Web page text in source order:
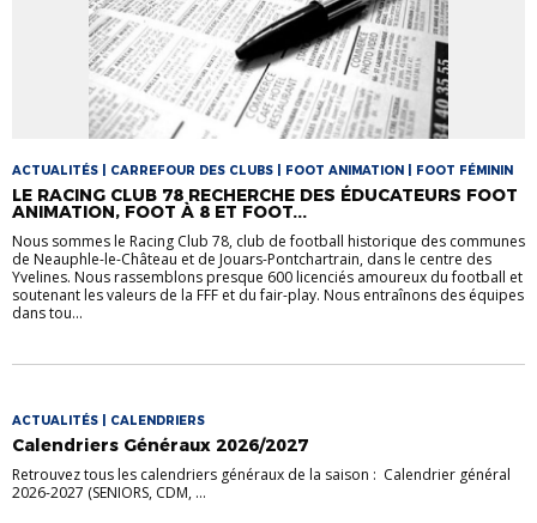
ACTUALITÉS | CARREFOUR DES CLUBS | FOOT ANIMATION | FOOT FÉMININ
LE RACING CLUB 78 RECHERCHE DES ÉDUCATEURS FOOT
ANIMATION, FOOT À 8 ET FOOT...
Nous sommes le Racing Club 78, club de football historique des communes
de Neauphle-le-Château et de Jouars-Pontchartrain, dans le centre des
Yvelines. Nous rassemblons presque 600 licenciés amoureux du football et
soutenant les valeurs de la FFF et du fair-play. Nous entraînons des équipes
dans tou...
ACTUALITÉS | CALENDRIERS
Calendriers Généraux 2026/2027
Retrouvez tous les calendriers généraux de la saison : Calendrier général
2026-2027 (SENIORS, CDM, ...